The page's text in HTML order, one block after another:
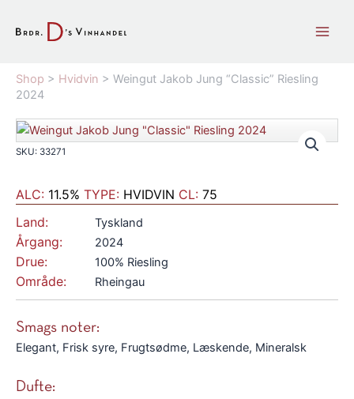
Shop > Hvidvin > Weingut Jakob Jung “Classic” Riesling
2024
SKU: 33271
ALC: 11.5% TYPE: HVIDVIN CL: 75
Land:
Tyskland
Årgang: 2024
Drue: 100% Riesling
Område: Rheingau
Smags noter:
Elegant, Frisk syre, Frugtsødme, Læskende, Mineralsk
Dufte: